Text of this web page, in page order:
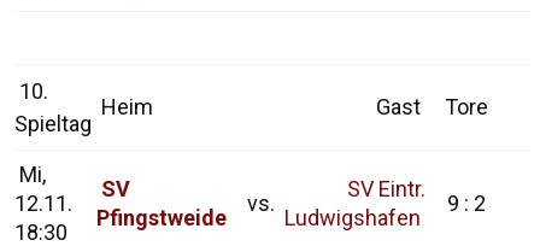
10.
Spieltag
Heim Gast Tore
Mi,
12.11.
18:30
SV
Pfingstweide
vs.
SV Eintr.
Ludwigshafen
9 : 2